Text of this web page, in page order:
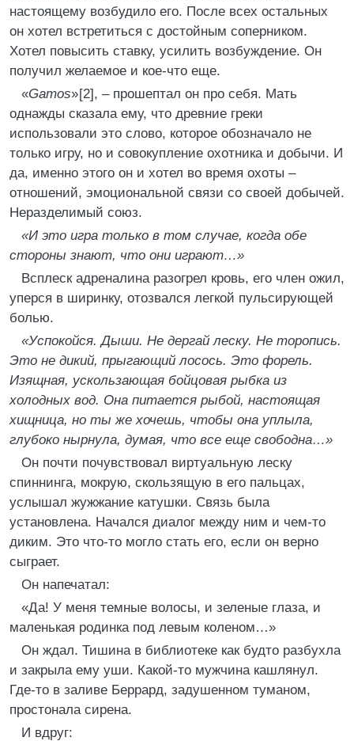
настоящему возбудило его. После всех остальных
он хотел встретиться с достойным соперником.
Хотел повысить ставку, усилить возбуждение. Он
получил желаемое и кое-что еще.
«Gamos» [2], – прошептал он про себя. Мать
однажды сказала ему, что древние греки
использовали это слово, которое обозначало не
только игру, но и совокупление охотника и добычи. И
да, именно этого он и хотел во время охоты –
отношений, эмоциональной связи со своей добычей.
Неразделимый союз.
«И это игра только в том случае, когда обе
стороны знают, что они играют…»
Всплеск адреналина разогрел кровь, его член ожил,
уперся в ширинку, отозвался легкой пульсирующей
болью.
«Успокойся. Дыши. Не дергай леску. Не торопись.
Это не дикий, прыгающий лосось. Это форель.
Изящная, ускользающая бойцовая рыбка из
холодных вод. Она питается рыбой, настоящая
хищница, но ты же хочешь, чтобы она уплыла,
глубоко нырнула, думая, что все еще свободна…»
Он почти почувствовал виртуальную леску
спиннинга, мокрую, скользящую в его пальцах,
услышал жужжание катушки. Связь была
установлена. Начался диалог между ним и чем-то
диким. Это что-то могло стать его, если он верно
сыграет.
Он напечатал:
«Да! У меня темные волосы, и зеленые глаза, и
маленькая родинка под левым коленом…»
Он ждал. Тишина в библиотеке как будто разбухла
и закрыла ему уши. Какой-то мужчина кашлянул.
Где-то в заливе Беррард, задушенном туманом,
простонала сирена.
И вдруг: